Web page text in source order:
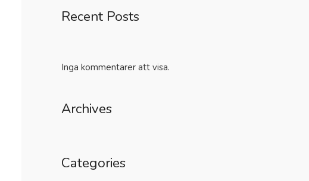
Recent Posts
Inga kommentarer att visa.
Archives
Categories